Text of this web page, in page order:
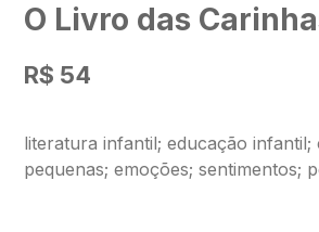
O Livro das
R$ 54
literatura infantil; educação infantil;
pequenas; emoções; sentimentos;